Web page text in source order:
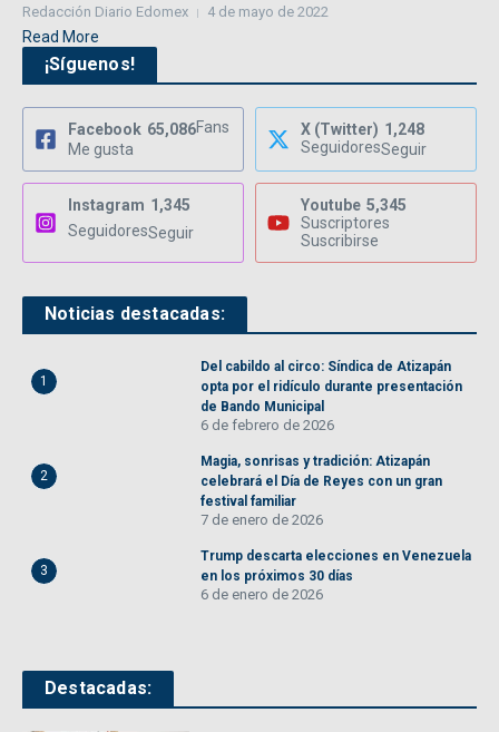
Redacción Diario Edomex 4 de mayo de 2022
Read More
¡Síguenos!
Facebook 65,086Fans
Me gusta
X (Twitter) 1,248
SeguidoresSeguir
Instagram 1,345
SeguidoresSeguir
Youtube 5,345
Suscriptores
Suscribirse
Noticias destacadas:
1
Del cabildo al circo: Síndica de Atizapán
opta por el ridículo durante presentación
de Bando Municipal
6 de febrero de 2026
2
Magia, sonrisas y tradición: Atizapán
celebrará el Día de Reyes con un gran
festival familiar
7 de enero de 2026
3
Trump descarta elecciones en Venezuela
en los próximos 30 días
6 de enero de 2026
Destacadas: